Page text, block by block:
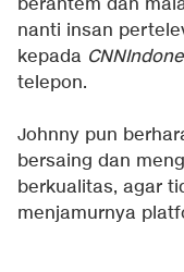
berantem dan
nanti insan
kepada
telepon.
Johnny pun
bersaing dan
berkualitas, agar
menjamurnya